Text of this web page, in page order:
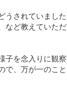
うされていました
など教えていただ
子を念入りに観察
で、万が一のこと